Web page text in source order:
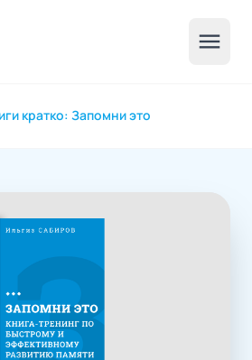
menu
кратко: Запомни это